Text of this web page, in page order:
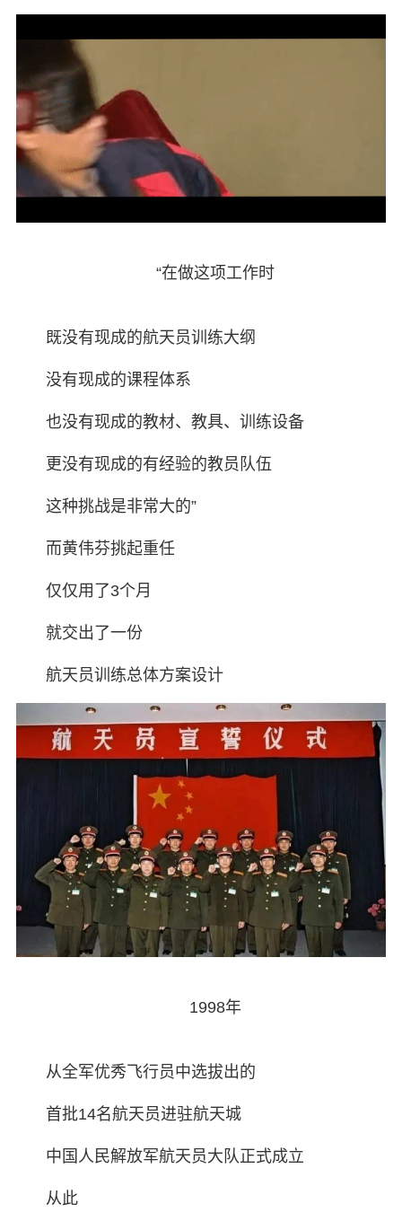
“在做这项工作时
既没有现成的航天员训练大纲
没有现成的课程体系
也没有现成的教材、教具、训练设备
更没有现成的有经验的教员队伍
这种挑战是非常大的”
而黄伟芬挑起重任
仅仅用了3个月
就交出了一份
航天员训练总体方案设计
1998年
从全军优秀飞行员中选拔出的
首批14名航天员进驻航天城
中国人民解放军航天员大队正式成立
从此